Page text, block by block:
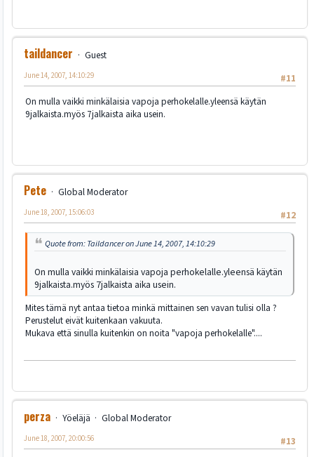
taildancer
Guest
#11
June 14, 2007, 14:10:29
On mulla vaikki minkälaisia vapoja perhokelalle.yleensä käytän
9jalkaista.myös 7jalkaista aika usein.
Pete
Global Moderator
#12
June 18, 2007, 15:06:03
Quote from: Taildancer on June 14, 2007, 14:10:29
On mulla vaikki minkälaisia vapoja perhokelalle.yleensä käytän
9jalkaista.myös 7jalkaista aika usein.
Mites tämä nyt antaa tietoa minkä mittainen sen vavan tulisi olla ?
Perustelut eivät kuitenkaan vakuuta.
Mukava että sinulla kuitenkin on noita "vapoja perhokelalle"....
perza Yöeläjä
Global Moderator
#13
June 18, 2007, 20:00:56